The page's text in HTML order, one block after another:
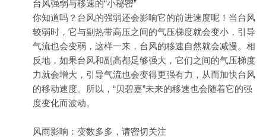
台风强弱与移速的“小秘密”
你知道吗？台风的强弱还会影响它的前进速度呢！当台风
较弱时，它与副热带高压之间的气压梯度就会变小，引导
气流也会变弱，这样一来，台风的移速自然就会减慢。相
反地，如果台风和副高都足够强大，它们之间的气压梯度
力就会增大，引导气流也会变得更强有力，从而加快台风
的移动速度。所以，“贝碧嘉”未来的移速也会随着它的强
度变化而波动。
风雨影响：变数多多，请密切关注